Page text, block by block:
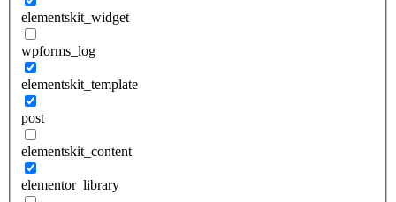
elementskit_widget
wpforms_log
elementskit_template
post
elementskit_content
elementor_library